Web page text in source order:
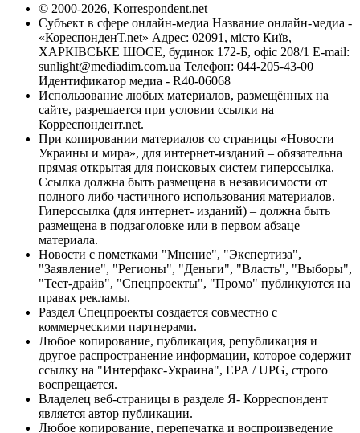
© 2000-2026, Korrespondent.net
Субъект в сфере онлайн-медиа Название онлайн-медиа -
«КореспонденТ.net» Адрес: 02091, місто Київ,
ХАРКІВСЬКЕ ШОСЕ, будинок 172-Б, офіс 208/1 E-mail:
sunlight@mediadim.com.ua Телефон: 044-205-43-00
Идентификатор медиа - R40-06068
Использование любых материалов, размещённых на
сайте, разрешается при условии ссылки на
Корреспондент.net.
При копировании материалов со страницы «Новости
Украины и мира», для интернет-изданий – обязательна
прямая открытая для поисковых систем гиперссылка.
Ссылка должна быть размещена в независимости от
полного либо частичного использования материалов.
Гиперссылка (для интернет- изданий) – должна быть
размещена в подзаголовке или в первом абзаце
материала.
Новости с пометками "Мнение", "Экспертиза",
"Заявление", "Регионы", "Деньги", "Власть", "Выборы",
"Тест-драйв", "Спецпроекты", "Промо" публикуются на
правах рекламы.
Раздел Спецпроекты создается совместно с
коммерческими партнерами.
Любое копирование, публикация, републикация и
другое распространение информации, которое содержит
ссылку на "Интерфакс-Украина", EPA / UPG, строго
воспрещается.
Владелец веб-страницы в разделе Я- Корреспондент
является автор публикации.
Любое копирование, перепечатка и воспроизведение